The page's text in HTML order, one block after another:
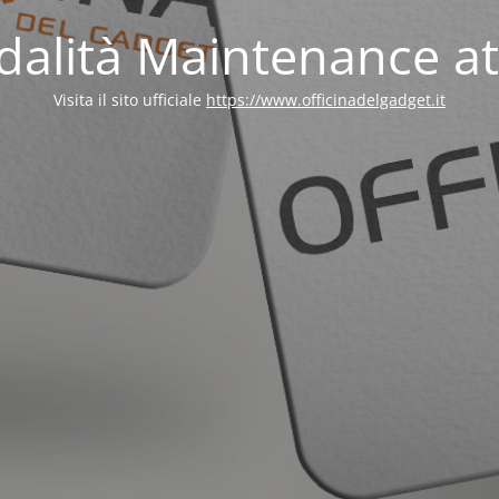
Maintenance
Visita il sito ufficiale https://www.officinadelgadget.it